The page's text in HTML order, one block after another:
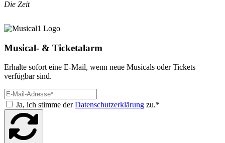
Die Zeit
Musical- & Ticketalarm
Erhalte sofort eine E-Mail, wenn neue Musicals oder Tickets
verfügbar sind.
Ja, ich stimme derDatenschutzerklärung zu.*